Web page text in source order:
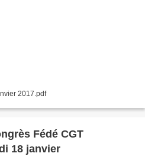
2017.pdf
Fédé CGT
18 janvier